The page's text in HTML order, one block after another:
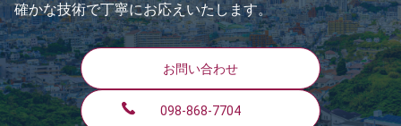
確かな技術で丁寧にお応えいたします。
お問い合わせ
098-868-7704